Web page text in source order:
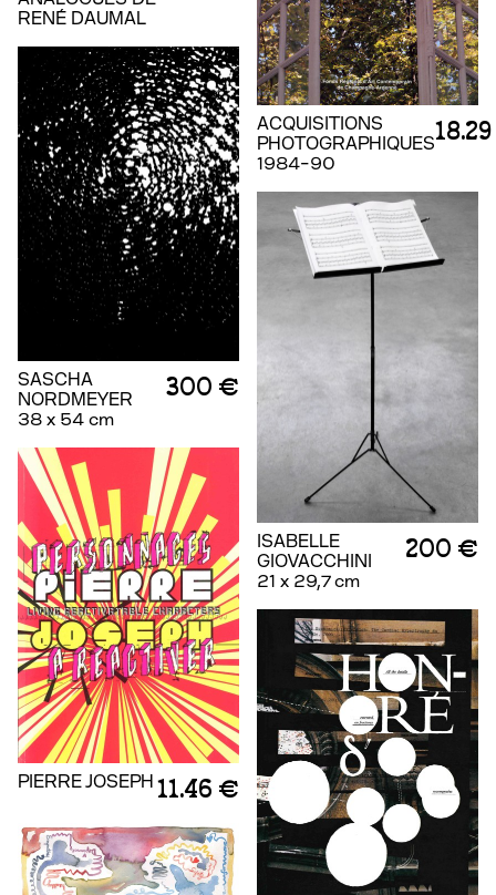
RENÉ DAUMAL
ACQUISITIONS
PHOTOGRAPHIQUES
1984-90
SASCHA
NORDMEYER
38 x 54 cm
300 €
ISABELLE
GIOVACCHINI
21 x 29,7 cm
200 €
PIERRE JOSEPH 11.46 €